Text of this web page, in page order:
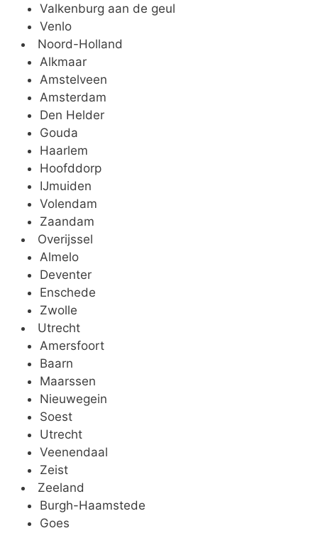
Valkenburg aan de geul
Venlo
Noord-Holland
Alkmaar
Amstelveen
Amsterdam
Den Helder
Gouda
Haarlem
Hoofddorp
IJmuiden
Volendam
Zaandam
Overijssel
Almelo
Deventer
Enschede
Zwolle
Utrecht
Amersfoort
Baarn
Maarssen
Nieuwegein
Soest
Utrecht
Veenendaal
Zeist
Zeeland
Burgh-Haamstede
Goes